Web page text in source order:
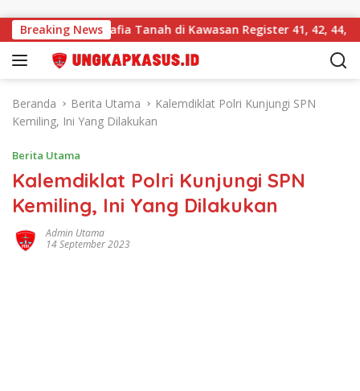
Breaking News
Bongkar Mafia Tanah di Kawasan Register 41, 42, 44, dan 46
Beranda Berita Utama
Kalemdiklat Polri Kunjungi SPN
Kemiling, Ini Yang Dilakukan
Berita Utama
Kalemdiklat Polri Kunjungi SPN
Kemiling, Ini Yang Dilakukan
Admin Utama
14 September 2023